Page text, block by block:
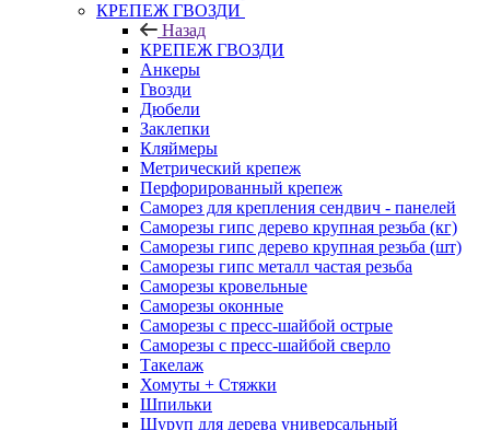
КРЕПЕЖ ГВОЗДИ
Назад
КРЕПЕЖ ГВОЗДИ
Анкеры
Гвозди
Дюбели
Заклепки
Кляймеры
Метрический крепеж
Перфорированный крепеж
Саморез для крепления сендвич - панелей
Саморезы гипс дерево крупная резьба (кг)
Саморезы гипс дерево крупная резьба (шт)
Саморезы гипс металл частая резьба
Саморезы кровельные
Саморезы оконные
Саморезы с пресс-шайбой острые
Саморезы с пресс-шайбой сверло
Такелаж
Хомуты + Стяжки
Шпильки
Шуруп для дерева универсальный